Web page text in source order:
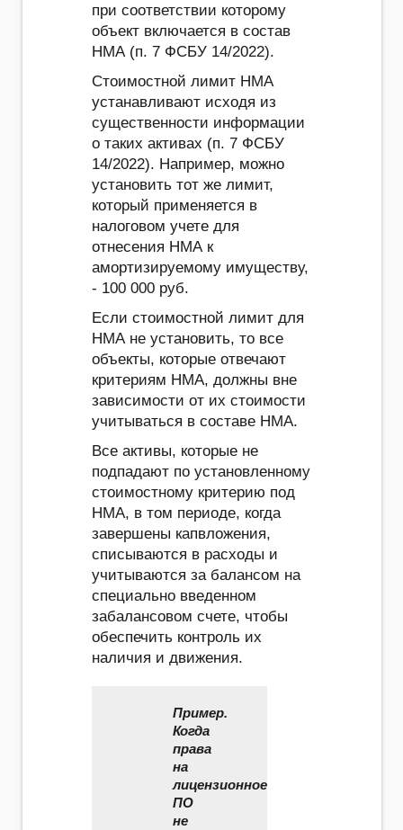
при соответствии которому
объект включается в состав
НМА (п. 7 ФСБУ 14/2022).
Стоимостной лимит НМА
устанавливают исходя из
существенности информации
о таких активах (п. 7 ФСБУ
14/2022). Например, можно
установить тот же лимит,
который применяется в
налоговом учете для
отнесения НМА к
амортизируемому имуществу,
- 100 000 руб.
Если стоимостной лимит для
НМА не установить, то все
объекты, которые отвечают
критериям НМА, должны вне
зависимости от их стоимости
учитываться в составе НМА.
Все активы, которые не
подпадают по установленному
стоимостному критерию под
НМА, в том периоде, когда
завершены капвложения,
списываются в расходы и
учитываются за балансом на
специально введенном
забалансовом счете, чтобы
обеспечить контроль их
наличия и движения.
Пример.
Когда
права
на
лицензионное
ПО
не